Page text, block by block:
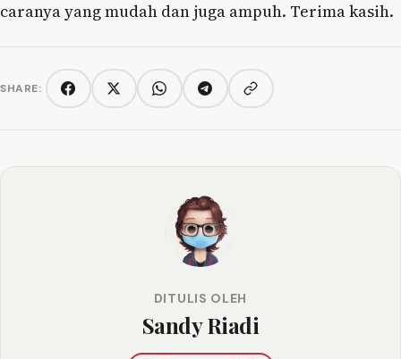
caranya yang mudah dan juga ampuh. Terima kasih.
SHARE: FacebookTwitter/XWhatsAppTelegramCopy link
DITULIS OLEH
Sandy Riadi